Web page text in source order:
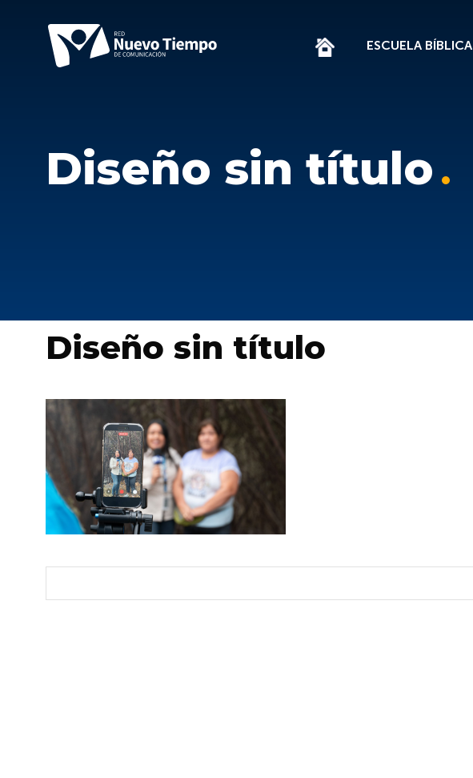
ESCUELA BÍBLICA
Diseño sin título
Diseño sin título